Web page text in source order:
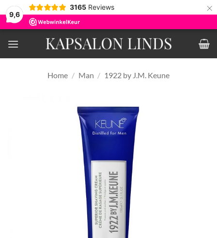
9,6
3165 Reviews ×
naar
inhoud
Home / Man / 1922 by J.M. Keune